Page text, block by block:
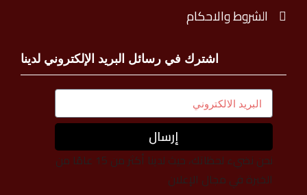
الشروط والاحكام
اشترك في رسائل البريد الإلكتروني لدينا
إرسال
نحن نضيء لحظاتك، حيث لدينا أكثر من 15 عامًا من
الخبرة في مجال الإعلان